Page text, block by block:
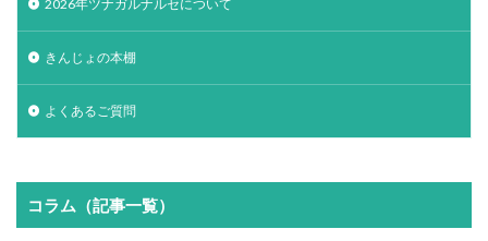
2026年ツナガルナルセについて
きんじょの本棚
よくあるご質問
コラム（記事一覧）